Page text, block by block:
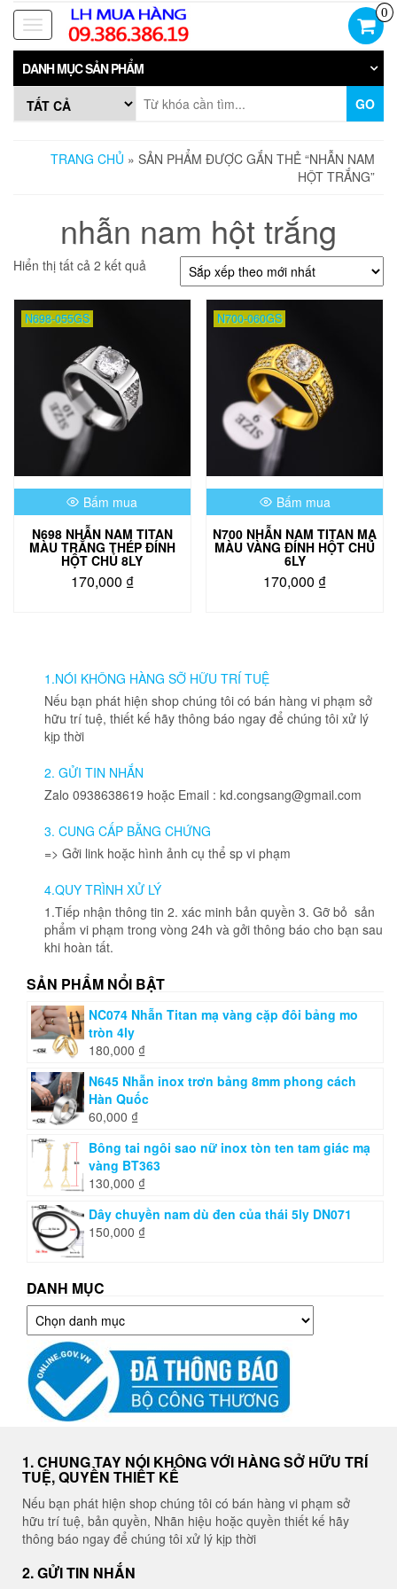
Skip
the
content
Toggle
navigation
0
DANH MỤC SẢN PHẨM
GO
TRANG CHỦ » SẢN PHẨM ĐƯỢC GẮN THẺ “NHẪN NAM
HỘT TRẮNG”
nhẫn nam hột trắng
Hiển thị tất cả 2 kết quả
xếp
N698-055GS
Bấm mua
N698 NHẪN NAM TITAN
MÀU TRẮNG THÉP ĐÍNH
HỘT CHỦ 8LY
170,000 ₫
nhiều
biến
thể.
Các
chọn
có
thể
được
chọn
trên
sản
phẩm
N700-060GS
Bấm mua
N700 NHẪN NAM TITAN MẠ
MÀU VÀNG ĐÍNH HỘT CHỦ
6LY
170,000 ₫
biến
thể.
Các
thể
phẩm
1.NÓI KHÔNG HÀNG SỠ HỮU TRÍ TUỆ
Nếu bạn phát hiện shop chúng tôi có bán hàng vi phạm sở
hữu trí tuệ, thiết kế hãy thông báo ngay để chúng tôi xử lý
kịp thời
2. GỬI TIN NHẮN
Zalo 0938638619 hoặc Email : kd.congsang@gmail.com
3. CUNG CẤP BẰNG CHỨNG
=> Gởi link hoặc hình ảnh cụ thể sp vi phạm
4.QUY TRÌNH XỬ LÝ
1.Tiếp nhận thông tin 2. xác minh bản quyền 3. Gỡ bỏ sản
phẩm vi phạm trong vòng 24h và gởi thông báo cho bạn sau
khi hoàn tất.
SẢN PHẨM NỔI BẬT
NC074 Nhẫn Titan mạ vàng cặp đôi bảng mo
tròn 4ly
180,000 ₫
N645 Nhẫn inox trơn bảng 8mm phong cách
Hàn Quốc
60,000 ₫
Bông tai ngôi sao nữ inox tòn ten tam giác mạ
vàng BT363
130,000 ₫
Dây chuyền nam dù đen của thái 5ly DN071
150,000 ₫
DANH MỤC
Danh
mục
1. CHUNG TAY NÓI KHÔNG VỚI HÀNG SỞ HỮU TRÍ
TUỆ, QUYỀN THIẾT KẾ
Nếu bạn phát hiện shop chúng tôi có bán hàng vi phạm sở
hữu trí tuệ, bản quyền, Nhãn hiệu hoặc quyền thiết kế hãy
thông báo ngay để chúng tôi xử lý kịp thời
2. GỬI TIN NHẮN